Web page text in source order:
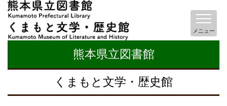
熊本県立図書館
くまもと文学・歴史館
メニュー